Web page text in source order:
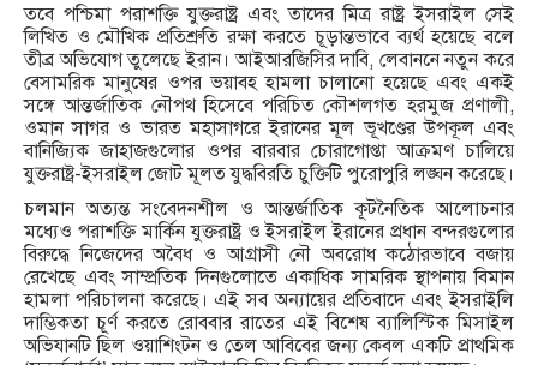
তবে পশ্চিমা পরাশক্তি যুক্তরাষ্ট্র এবং তাদের মিত্র রাষ্ট্র ইসরাইল সেই
লিখিত ও মৌখিক প্রতিশ্রুতি রক্ষা করতে চূড়ান্তভাবে ব্যর্থ হয়েছে বলে
তীব্র অভিযোগ তুলেছে ইরান। আইআরজিসির দাবি, লেবাননে নতুন করে
বেসামরিক মানুষের ওপর ভয়াবহ হামলা চালানো হয়েছে এবং একই
সঙ্গে আন্তর্জাতিক নৌপথ হিসেবে পরিচিত কৌশলগত হরমুজ প্রণালী,
ওমান সাগর ও ভারত মহাসাগরে ইরানের মূল ভূখণ্ডের উপকূল এবং
বানিজ্যিক জাহাজগুলোর ওপর বারবার চোরাগোপ্তা আক্রমণ চালিয়ে
যুক্তরাষ্ট্র-ইসরাইল জোট মূলত যুদ্ধবিরতি চুক্তিটি পুরোপুরি লঙ্ঘন করেছে।
চলমান অত্যন্ত সংবেদনশীল ও আন্তর্জাতিক কূটনৈতিক আলোচনার
মধ্যেও পরাশক্তি মার্কিন যুক্তরাষ্ট্র ও ইসরাইল ইরানের প্রধান বন্দরগুলোর
বিরুদ্ধে নিজেদের অবৈধ ও আগ্রাসী নৌ অবরোধ কঠোরভাবে বজায়
রেখেছে এবং সাম্প্রতিক দিনগুলোতে একাধিক সামরিক স্থাপনায় বিমান
হামলা পরিচালনা করেছে। এই সব অন্যায়ের প্রতিবাদে এবং ইসরাইলি
দাম্ভিকতা চূর্ণ করতে রোববার রাতের এই বিশেষ ব্যালিস্টিক মিসাইল
অভিযানটি ছিল ওয়াশিংটন ও তেল আবিবের জন্য কেবল একটি প্রাথমিক